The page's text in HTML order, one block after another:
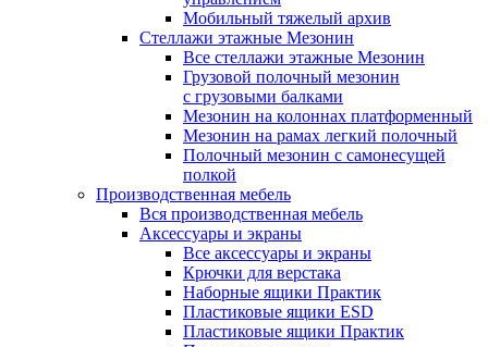
Мобильный тяжелый архив
Стеллажи этажные Мезонин
Все стеллажи этажные Мезонин
Грузовой полочный мезонин
с грузовыми балками
Мезонин на колоннах платформенный
Мезонин на рамах легкий полочный
Полочный мезонин с самонесущей
полкой
Производственная мебель
Вся производственная мебель
Аксессуары и экраны
Все аксессуары и экраны
Крючки для верстака
Наборные ящики Практик
Пластиковые ящики ESD
Пластиковые ящики Практик